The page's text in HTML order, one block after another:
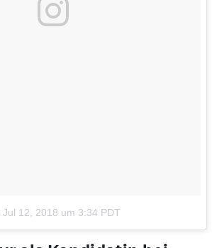
Jul 12, 2018 um 3:34 PDT